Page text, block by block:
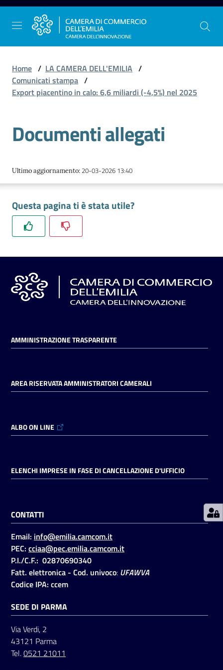
Vai al contenuto
Vai alla navigazione
Vai al footer
La
dell'Emilia
Gestire
l'impresa
Promuovere
l'impresa
e
Tutelare
il
Consumatore
L'impresa
Prenotazioni
Pagamenti
Accedi
Registrati
Home / LA CAMERA DELL'EMILIA /
Comunicati stampa /
Export piacentino in calo: 6,6 miliardi (-4,5%) nel 2025
Documenti allegati
Ultimo aggiornamento: 20-03-2026 13:40
Questa pagina ti è stata utile?
AMMINISTRAZIONE TRASPARENTE
AREA RISERVATA AMMINISTRATORI CAMERALI
ALBO ON LINE
ELENCHI IMPRESE IN FASE DI CANCELLAZIONE D'UFFICIO
CONTATTI
Email: info@emilia.camcom.it
PEC: cciaa@pec.emilia.camcom.it
P.I./C.F.: 02870690340
Fatt. elettronica - Cod. univoco: UFAWVA
Codice IPA: ccem
SEDE DI PARMA
Via Verdi, 2
43121 Parma
Tel.0521 21011